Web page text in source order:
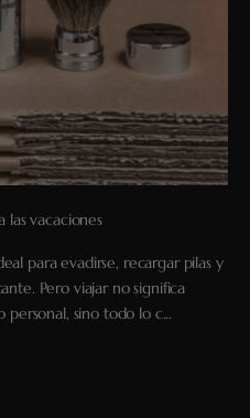
las vacaciones
para evadirse, recargar pilas y
Pero viajar no significa
personal, sino todo lo c...